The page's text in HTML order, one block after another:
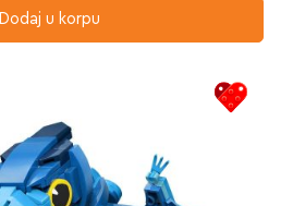
Dodaj u korpu